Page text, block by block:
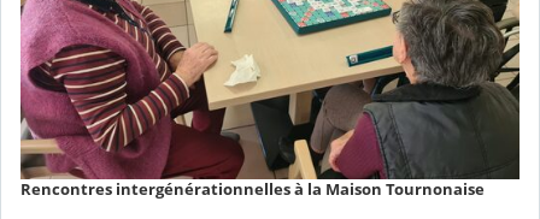
Rencontres intergénérationnelles à la Maison Tournonaise